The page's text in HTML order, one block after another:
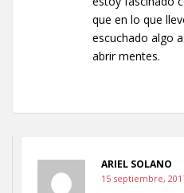
que en lo que
escuchado algo
abrir mentes.
ARIEL SOLANO
15 septiembre,